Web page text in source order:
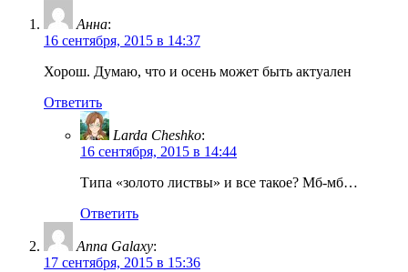
Анна:
16 сентября, 2015 в 14:37
Хорош. Думаю, что и осень может быть актуален
Ответить
Larda Cheshko:
16 сентября, 2015 в 14:44
Типа «золото листвы» и все такое? Мб-мб…
Ответить
Anna Galaxy:
17 сентября, 2015 в 15:36